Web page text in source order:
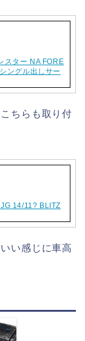
スター NA FORE
ングル出しサー
ちらも取り付
14/11? BLITZ
い感じに車高